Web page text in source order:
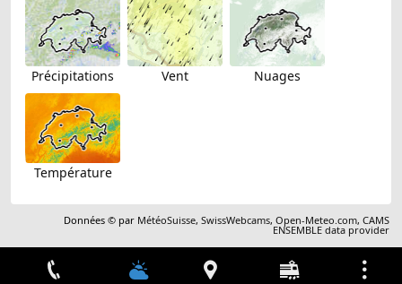
Précipitations Vent Nuages
Température
Données © par MétéoSuisse,SwissWebcams,Open-Meteo.com,CAMS
ENSEMBLE data provider